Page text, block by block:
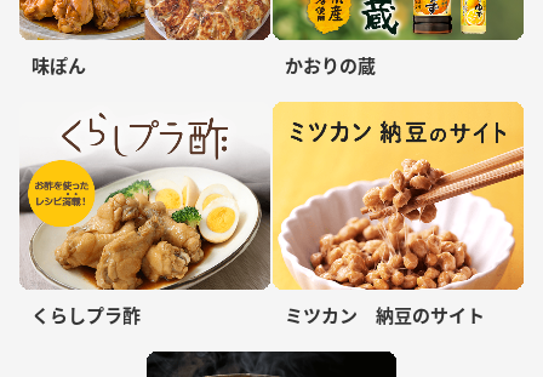
味ぽん かおりの蔵
くらしプラ酢 ミツカン 納豆のサイト